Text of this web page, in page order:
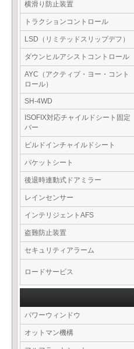
横滑り防止装置
トラクションコントロール
LSD（リミテッドスリップデフ）
ダウンヒルアシストコントロール
AYC（アクティブ・ヨー・コント
ロール）
SH-4WD
ISOFIX対応チャイルドシート固定
バー
ビルドインチャイルドシート
バケットシート
後退時連動式ドアミラー
レインセンサー
インテリジェントAFS
盗難防止装置
セキュリティアラーム
ロードサービス
パワーウィンドウ
オットマン機構